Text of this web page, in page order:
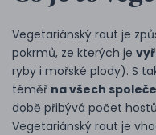
Vegetariánský raut je
pokrmů, ze kterých je
ryby i mořské plody). S
téměř na všech
době přibývá počet
Vegetariánský raut je